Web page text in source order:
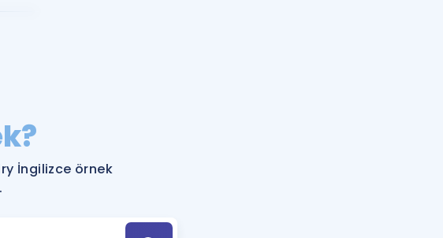
YDS ve YÖKDİL Puan Hesaplama Aracı
Rehberlik Aracı
ve YÖKDİL'e Hazırlananlar için Öneriler
Tüm ÖSYM Sınavları Tek Takvimde
İngilizce örnek